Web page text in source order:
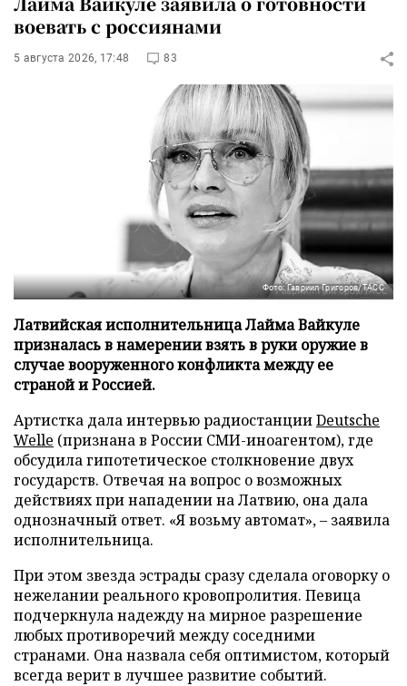
воевать с россиянами
5 августа 2026, 17:48 83
Фото: Гавриил Григоров/ТАСС
Латвийская исполнительница Лайма Вайкуле
призналась в намерении взять в руки оружие в
случае вооруженного конфликта между ее
страной и Россией.
Артистка дала интервью радиостанцииDeutsche
Welle (признана в России СМИ-иноагентом), где
обсудила гипотетическое столкновение двух
государств. Отвечая на вопрос о возможных
действиях при нападении на Латвию, она дала
однозначный ответ. «Я возьму автомат», – заявила
исполнительница.
При этом звезда эстрады сразу сделала оговорку о
нежелании реального кровопролития. Певица
подчеркнула надежду на мирное разрешение
любых противоречий между соседними
странами. Она назвала себя оптимистом, который
всегда верит в лучшее развитие событий.